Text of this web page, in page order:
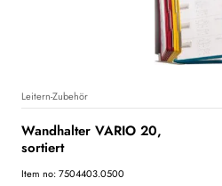
Leitern-Zubehör
Wandhalter VARIO 20,
sortiert
Item no: 7504403.0500